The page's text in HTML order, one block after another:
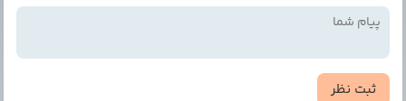
ثبت نظر